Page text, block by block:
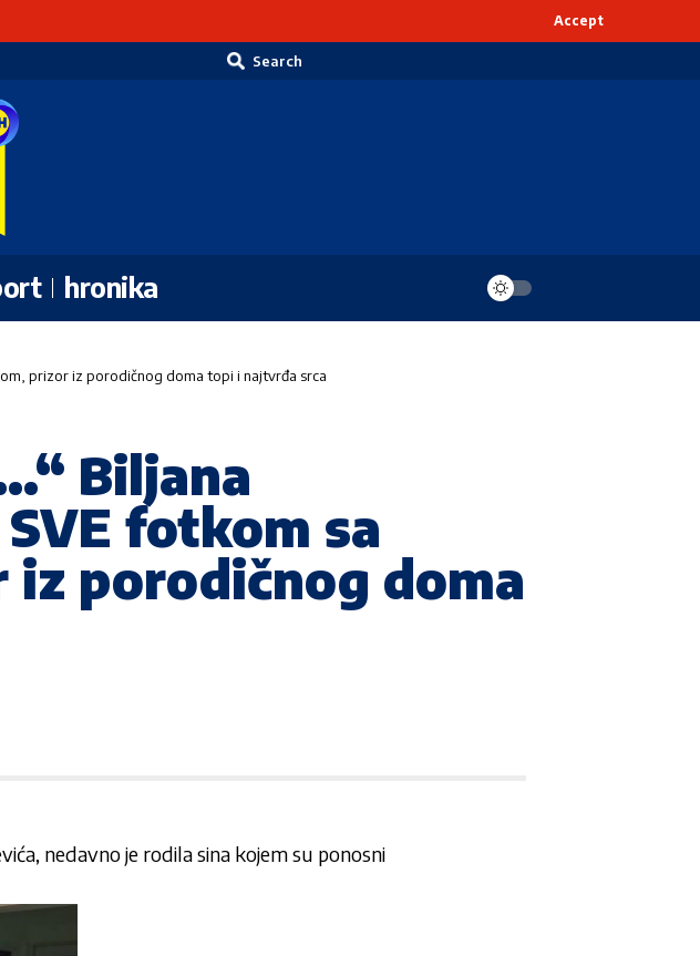
Accept
Search
hronika
prizor iz porodičnog doma topi i najtvrđa srca
Biljana
fotkom sa
iz porodičnog doma
nedavno je rodila sina kojem su ponosni